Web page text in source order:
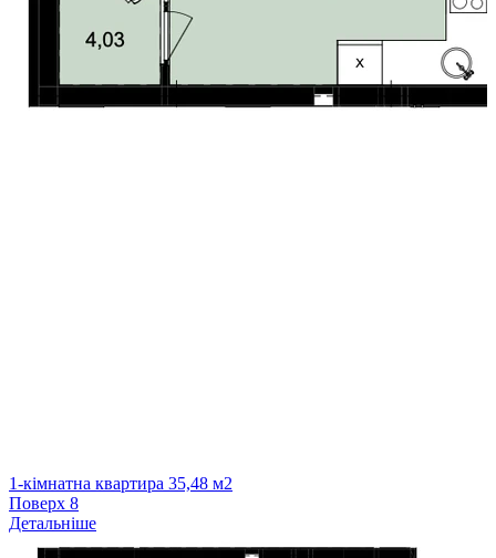
1-кімнатна квартира 35,48 м2
Поверх 8
Детальніше